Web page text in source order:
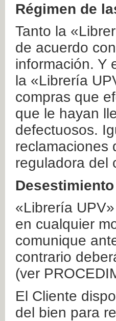
Régimen de
Tanto la
de acuerdo
información. Y
la «Librería
compras que
que le hayan
defectuosos.
reclamaciones
reguladora del
Desestimiento
«Librería
en cualquier
comunique
contrario
(ver
El Cliente
del bien para